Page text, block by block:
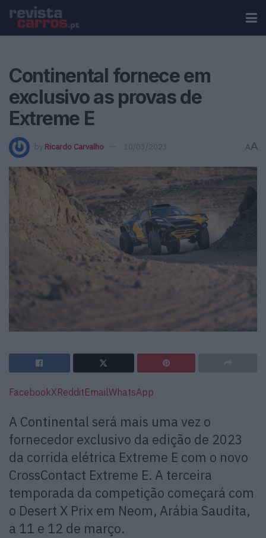
Continental fornece em
exclusivo as provas de
Extreme E
by Ricardo Carvalho 10/03/2023 AA
FacebookXRedditEmailWhatsApp
A Continental será mais uma vez o
fornecedor exclusivo da edição de 2023
da corrida elétrica Extreme E com o novo
CrossContact Extreme E. A terceira
temporada da competição começará com
o Desert X Prix em Neom, Arábia Saudita,
a 11 e 12 de março.